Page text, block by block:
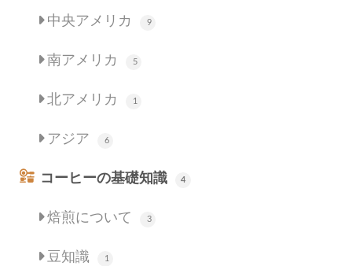
中央アメリカ 9
南アメリカ 5
北アメリカ 1
アジア 6
コーヒーの基礎知識 4
焙煎について 3
豆知識 1